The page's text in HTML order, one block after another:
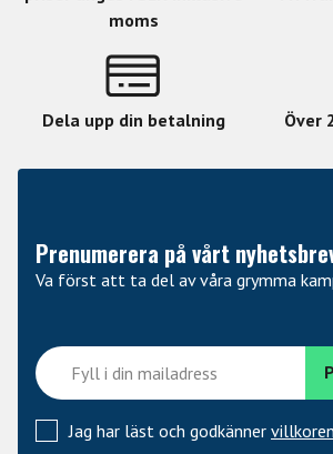
• Modell: PRS SE Swamp Ash Special
• Färg: Vintage Sunburst
• Kroppsmaterial: Swamp Ash
• Hals: Lönn
• Greppbräda: Rosewood
• Antal band: 22
• Skallängd: 25”
moms
Dela upp din betalning Över
Prenumerera på vårt
Va först att ta del av våra grymma
Jag har läst och godkänner villkoren